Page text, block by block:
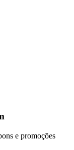
e promoções